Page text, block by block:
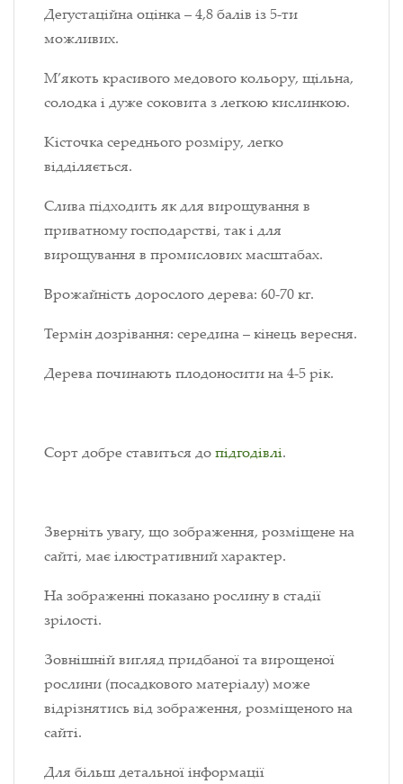
Дегустаційна оцінка – 4,8 балів із 5-ти
можливих.
М’якоть красивого медового кольору, щільна,
солодка і дуже соковита з легкою кислинкою.
Кісточка середнього розміру, легко
відділяється.
Слива підходить як для вирощування в
приватному господарстві, так і для
вирощування в промислових масштабах.
Врожайність дорослого дерева: 60-70 кг.
Термін дозрівання: середина – кінець вересня.
Дерева починають плодоносити на 4-5 рік.
Сорт добре ставиться допідгодівлі.
Зверніть увагу, що зображення, розміщене на
сайті, має ілюстративний характер.
На зображенні показано рослину в стадії
зрілості.
Зовнішній вигляд придбаної та вирощеної
рослини (посадкового матеріалу) може
відрізнятись від зображення, розміщеного на
сайті.
Для більш детальної інформації